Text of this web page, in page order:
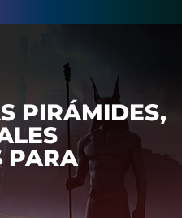
PIRÁMIDES,
PARA